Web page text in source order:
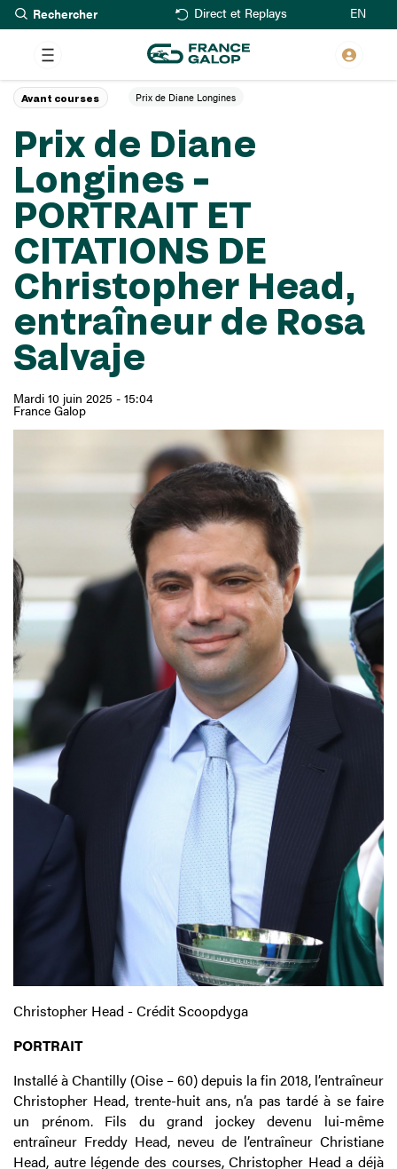
Aller
au
contenu
principal
Rechercher Direct et Replays EN
Prix de Diane
Longines –
PORTRAIT ET
CITATIONS DE
Christopher Head,
entraîneur de Rosa
Salvaje
Mardi 10 juin 2025 - 15:04
France Galop
Avant courses Prix de Diane Longines
Christopher Head - Crédit Scoopdyga
PORTRAIT
Installé à Chantilly (Oise – 60) depuis la fin 2018, l’entraîneur
Christopher Head, trente-huit ans, n’a pas tardé à se faire
un prénom. Fils du grand jockey devenu lui-même
entraîneur Freddy Head, neveu de l’entraîneur Christiane
Head, autre légende des courses, Christopher Head a déjà